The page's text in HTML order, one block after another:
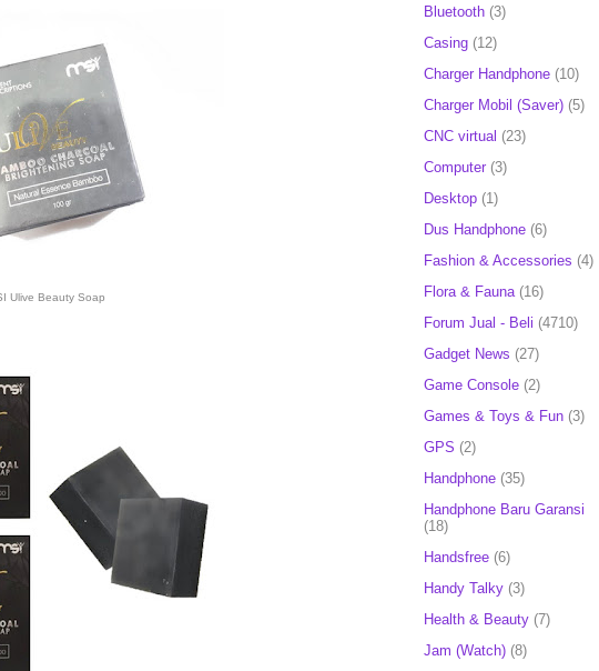
Ulive Beauty Soap
Bluetooth (3)
Casing (12)
Charger Handphone (10)
Charger Mobil (Saver) (5)
CNC virtual (23)
Computer (3)
Desktop (1)
Dus Handphone (6)
Fashion & Accessories (4)
Flora & Fauna (16)
Forum Jual - Beli (4710)
Gadget News (27)
Game Console (2)
Games & Toys & Fun (3)
GPS (2)
Handphone (35)
Handphone Baru Garansi
(18)
Handsfree (6)
Handy Talky (3)
Health & Beauty (7)
Jam (Watch) (8)